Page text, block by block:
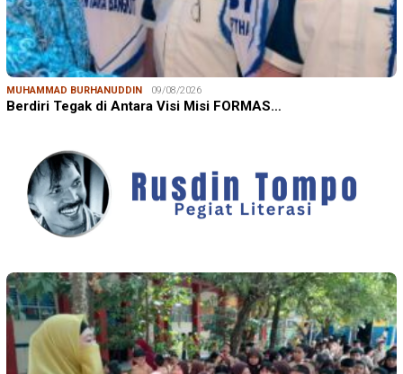
MUHAMMAD BURHANUDDIN 09/08/2026
Berdiri Tegak di Antara Visi Misi FORMAS…